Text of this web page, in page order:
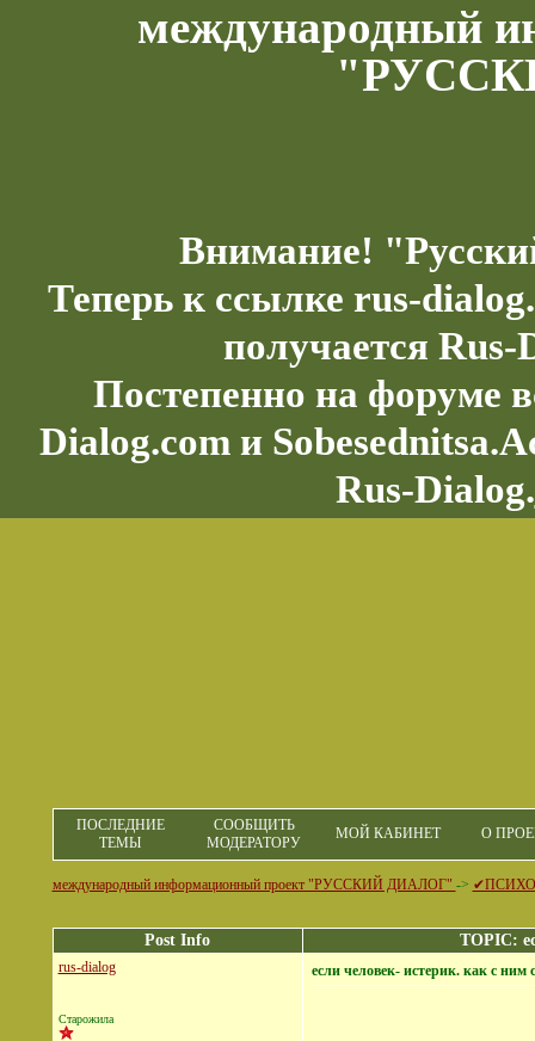
международный
Внимание!
Теперь к ссылке rus-
получается Rus-
Постепенно на форуме
Dialog.com и
Rus-Dialog.
ПОСЛЕДНИЕ
ТЕМЫ
СООБЩИТЬ
МОДЕРАТОРУ
МОЙ КАБИНЕТ О
международный информационный проект "РУССКИЙ ДИАЛОГ" ->
Post Info TOPIC:
rus-dialog
Старожила
если человек- истерик. как с ним